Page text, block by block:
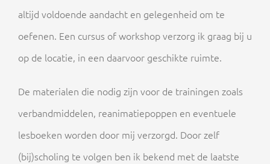
altijd voldoende aandacht en gelegenheid om te
oefenen. Een cursus of workshop verzorg ik graag bij u
op de locatie, in een daarvoor geschikte ruimte.
De materialen die nodig zijn voor de trainingen zoals
verbandmiddelen, reanimatiepoppen en eventuele
lesboeken worden door mij verzorgd. Door zelf
(bij)scholing te volgen ben ik bekend met de laatste